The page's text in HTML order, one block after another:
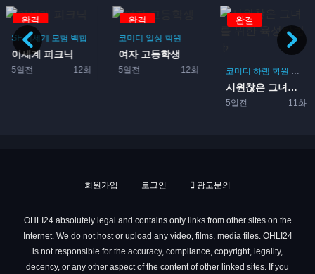
완결
SF 이세계 모험 백합
이세계 피크닉
5일전 12화
완결
코미디 일상 학원
여자 고등학생
5일전 12화
완결
코미디 하렘 학원 로맨
시원찮은 그녀를 위한 육성방...
5일전 11화
회원가입 로그인 광고문의
OHLI24 absolutely legal and contains only links from other sites on the
Internet. We do not host or upload any video, films, media files. OHLI24
is not responsible for the accuracy, compliance, copyright, legality,
decency, or any other aspect of the content of other linked sites. If you